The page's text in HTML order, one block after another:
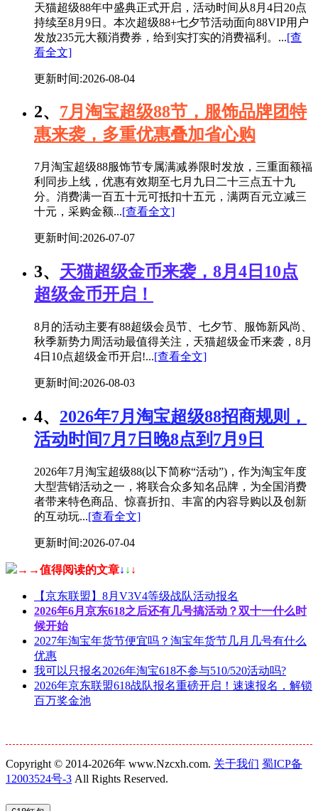
天猫超级88年中盛典正式开启，活动时间从8月4日20点
持续至8月9日。本次超级88+七夕节活动面向88VIP用户
发放235元大额消费券，给到实打实的消费福利。...[查
看全文]
更新时间:2026-08-04
2、 7月淘宝超级88节，服饰品牌团特
惠来袭，多重优惠叠加省心购
7月淘宝超级88服饰节专属满减券限时发放，三重面额福
利同步上线，优惠有效期至七月九日二十三点五十九
分。消费满一百五十元可抵扣十五元，满两百元立减三
十元，采购金额...[查看全文]
更新时间:2026-07-07
3、 天猫超级金币来袭，8月4日10点
超级金币开启！
8月的活动主要有88超级会员节、七夕节、服饰新风尚、
秋季新势力周活动最值得关注，天猫超级金币来袭，8月
4日10点超级金币开启!...[查看全文]
更新时间:2026-08-03
4、 2026年7月淘宝超级88招商规则，
活动时间7月7日晚8点到7月9日
2026年7月淘宝超级88(以下简称“活动”)，作为淘宝年度
大型营销活动之一，将联合众多知名品牌，为全国消费
者带来特色商品、惊喜折扣、丰富的内容导购以及创新
的互动玩...[查看全文]
更新时间:2026-07-04
→→值得阅读的文章↓ ↓ ↓
【京东联盟】8月V3V4等级战队活动报名
2026年6月京东618之后还有几号搞活动？双十一什么时
候开始
2027年淘宝年货节便宜吗？淘宝年货节几月几号有什么
优惠
我可以只报名2026年淘宝618不参与510/520活动吗?
2026年京东联盟618战队报名重磅开启！速速报名，解锁
百万奖金池
Copyright © 2014-2026年 www.Nzcxh.com. 关于我们 蜀ICP备
12003524号-3 All Rights Reserved.